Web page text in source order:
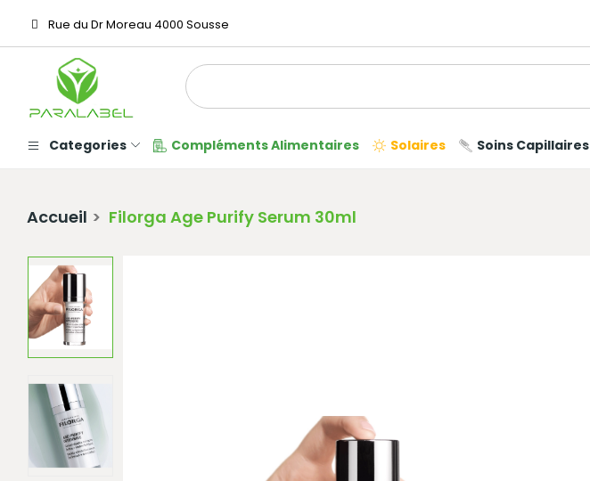
Rue du Dr Moreau 4000 Sousse
Categories Compléments Alimentaires Solaires Soins Capillaires
Accueil Filorga Age Purify Serum 30ml